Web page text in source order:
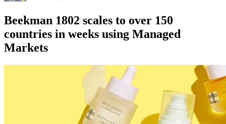
Beekman 1802 scales to over 150
countries in weeks using Managed
Markets